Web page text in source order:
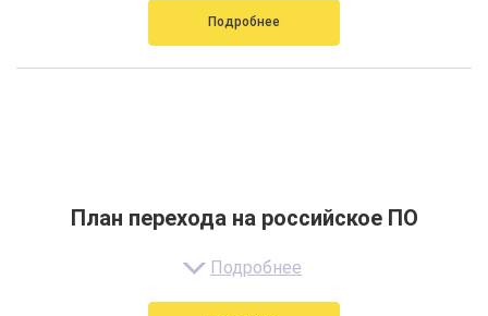
Подробнее
План перехода на российское ПО
Подробнее